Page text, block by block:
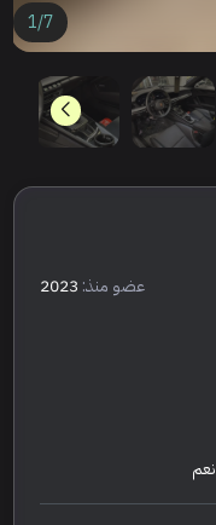
1/7
عضو منذ: 2023
نعم